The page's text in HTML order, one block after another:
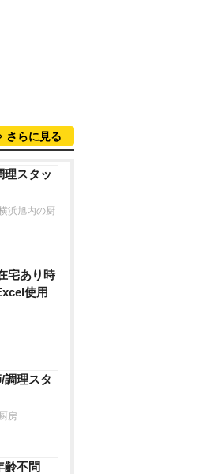
さらに見る
理スタッ
浜旭内の厨
宅あり時
使用
調理スタ
房
齢不問